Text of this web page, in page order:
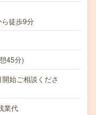
徒歩9分
45分)
始ご相談くださ
業代